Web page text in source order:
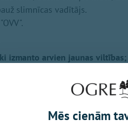
slimnīcas vadītājs.
izmanto arvien jaunas viltības;
smagā reibumā vada auto
pārbaudi
promiles. Neoficiāla
Mēs cienām